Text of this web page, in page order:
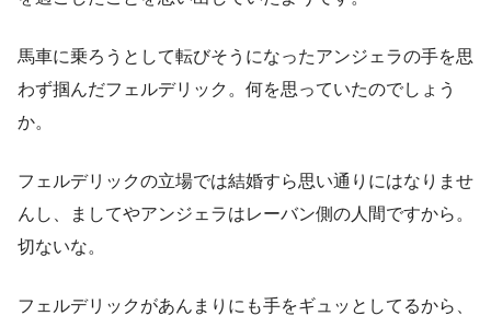
馬車に乗ろうとして転びそうになったアンジェラの手を思
わず掴んだフェルデリック。何を思っていたのでしょう
か。
フェルデリックの立場では結婚すら思い通りにはなりませ
んし、ましてやアンジェラはレーバン側の人間ですから。
切ないな。
フェルデリックがあんまりにも手をギュッとしてるから、